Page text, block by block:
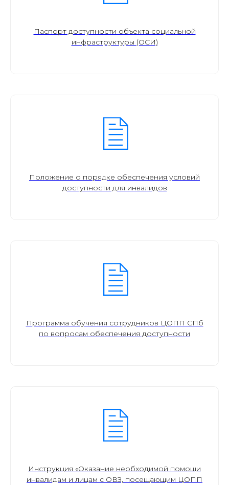
Паспорт доступности объекта социальной
инфраструктуры (ОСИ)
Положение о порядке обеспечения условий
доступности для инвалидов
Программа обучения сотрудников ЦОПП СПб
по вопросам обеспечения доступности
Инструкция «Оказание необходимой помощи
инвалидам и лицам с ОВЗ, посещающим ЦОПП